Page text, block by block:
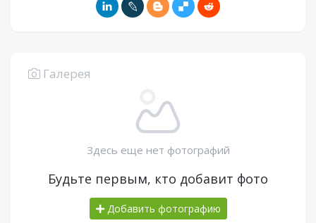
Галерея
Здесь еще нет фотографий
Будьте первым, кто добавит фото
Добавить фотографию